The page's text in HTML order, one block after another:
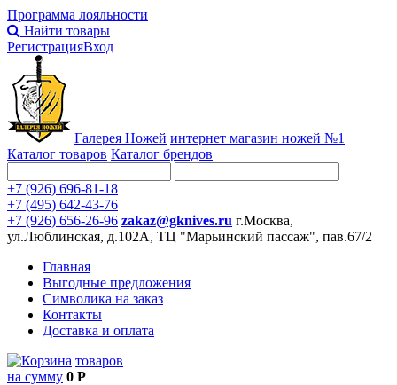
Программа лояльности
Найти товары
РегистрацияВход
Галерея Ножей интернет магазин ножей №1
Каталог товаров Каталог брендов
+7 (926) 696-81-18
+7 (495) 642-43-76
+7 (926) 656-26-96 zakaz@gknives.ru г.Москва,
ул.Люблинская, д.102А, ТЦ "Марьинский пассаж", пав.67/2
Главная
Выгодные предложения
Символика на заказ
Контакты
Доставка и оплата
товаров
на сумму 0 Р